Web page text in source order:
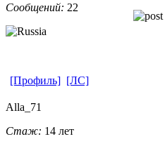
Сообщений: 22
[Профиль] [ЛС]
Alla_71
Стаж: 14 лет